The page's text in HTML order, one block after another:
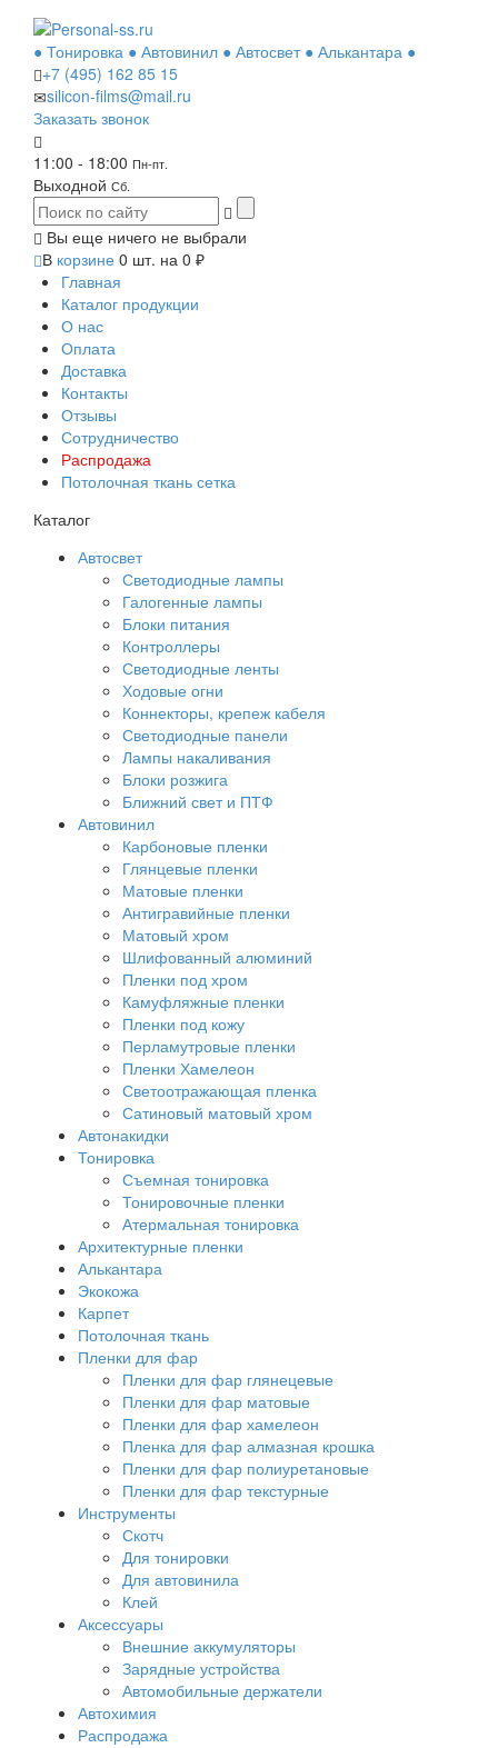
● Тонировка ● Автовинил ● Автосвет ● Алькантара ●
+7 (495) 162 85 15
silicon-films@mail.ru
Заказать звонок
11:00 - 18:00 Пн-пт.
Выходной Сб.
Вы еще ничего не выбрали
В корзине 0 шт. на 0 ₽
Главная
Каталог продукции
О нас
Оплата
Доставка
Контакты
Отзывы
Сотрудничество
Распродажа
Потолочная ткань сетка
Каталог
Автосвет
Светодиодные лампы
Галогенные лампы
Блоки питания
Контроллеры
Светодиодные ленты
Ходовые огни
Коннекторы, крепеж кабеля
Светодиодные панели
Лампы накаливания
Блоки розжига
Ближний свет и ПТФ
Автовинил
Карбоновые пленки
Глянцевые пленки
Матовые пленки
Антигравийные пленки
Матовый хром
Шлифованный алюминий
Пленки под хром
Камуфляжные пленки
Пленки под кожу
Перламутровые пленки
Пленки Хамелеон
Светоотражающая пленка
Сатиновый матовый хром
Автонакидки
Тонировка
Съемная тонировка
Тонировочные пленки
Атермальная тонировка
Архитектурные пленки
Алькантара
Экокожа
Карпет
Потолочная ткань
Пленки для фар
Пленки для фар глянецевые
Пленки для фар матовые
Пленки для фар хамелеон
Пленка для фар алмазная крошка
Пленки для фар полиуретановые
Пленки для фар текстурные
Инструменты
Скотч
Для тонировки
Для автовинила
Клей
Аксессуары
Внешние аккумуляторы
Зарядные устройства
Автомобильные держатели
Автохимия
Распродажа